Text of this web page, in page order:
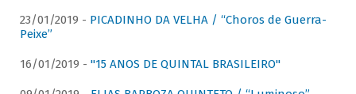
23/01/2019 - PICADINHO DA VELHA / “Choros de Guerra-
Peixe”
16/01/2019 - "15 ANOS DE QUINTAL BRASILEIRO"